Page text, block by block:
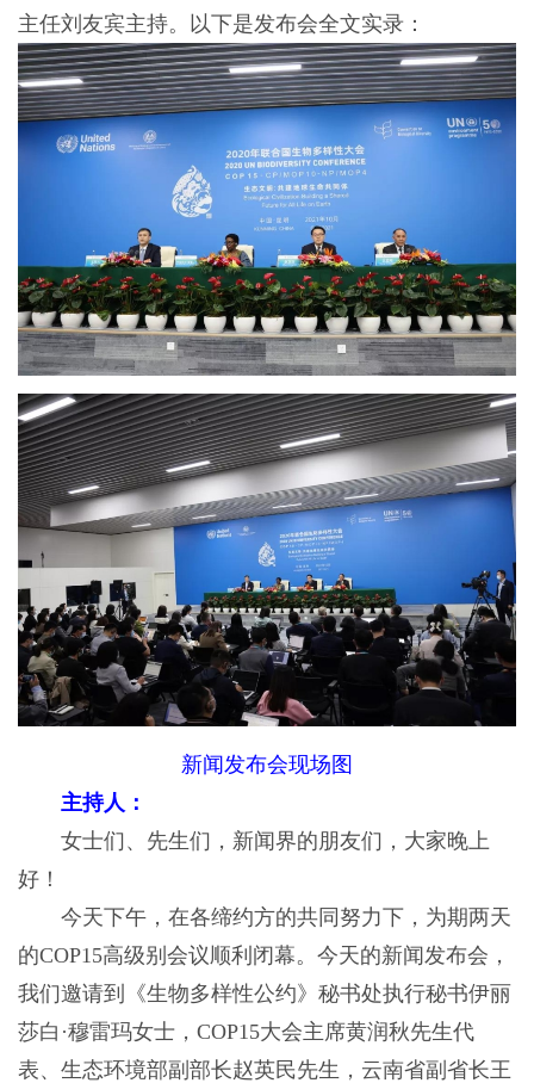
主任刘友宾主持。以下是发布会全文实录：
新闻发布会现场图
主持人：
女士们、先生们，新闻界的朋友们，大家晚上
好！
今天下午，在各缔约方的共同努力下，为期两天
的COP15高级别会议顺利闭幕。今天的新闻发布会，
我们邀请到《生物多样性公约》秘书处执行秘书伊丽
莎白·穆雷玛女士，COP15大会主席黄润秋先生代
表、生态环境部副部长赵英民先生，云南省副省长王